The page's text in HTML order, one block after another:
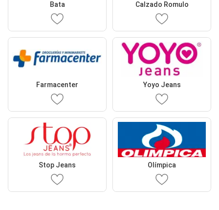
Bata Calzado Romulo
Farmacenter Yoyo Jeans
Stop Jeans Olímpica